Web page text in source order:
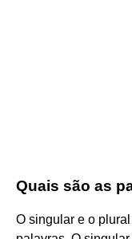
Quais são as
O singular e o